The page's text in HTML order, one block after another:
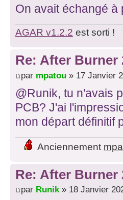
On avait échangé
AGAR v1.2.2 est sorti !
Re: After Burner
par mpatou » 17 Janvier
@Runik, tu n'avais
PCB? J'ai
mon départ définitif
Anciennement
Re: After Burner
par Runik» 18 Janvier